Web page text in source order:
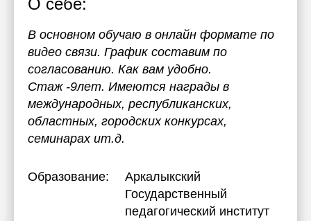
О себе:
В основном обучаю в онлайн формате по
видео связи. График составим по
согласованию. Как вам удобно.
Стаж -9лет. Имеются награды в
международных, республиканских,
областных, городских конкурсах,
семинарах ит.д.
Образование:
Аркалыкский
Государственный
педагогический институт